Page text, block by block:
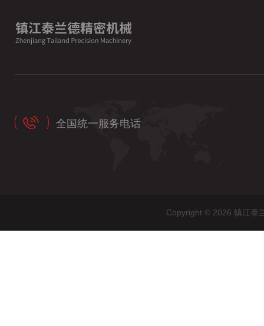
全国统一服务电话
Copyright © 2026 镇江